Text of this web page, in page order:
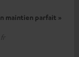
maintien parfait »